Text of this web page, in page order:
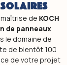
de KOCH
de panneaux
le domaine de
de bientôt 100
de votre projet